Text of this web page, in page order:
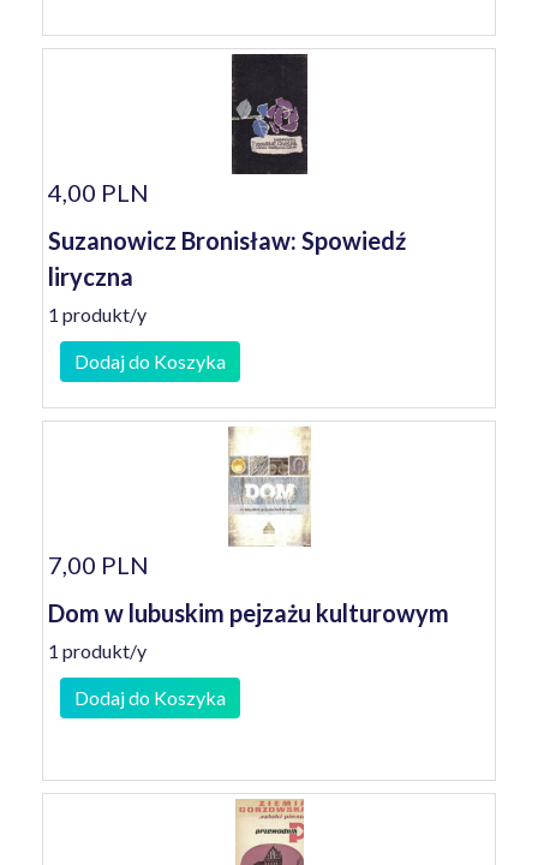
4,00 PLN
Suzanowicz Bronisław: Spowiedź
liryczna
1 produkt/y
Dodaj do Koszyka
7,00 PLN
Dom w lubuskim pejzażu kulturowym
1 produkt/y
Dodaj do Koszyka